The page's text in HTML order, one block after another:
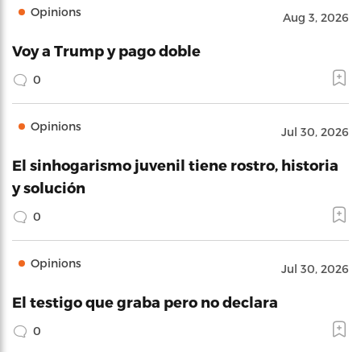
Opinions Aug 3, 2026
Voy a Trump y pago doble
0
Opinions Jul 30, 2026
El sinhogarismo juvenil tiene rostro, historia
y solución
0
Opinions Jul 30, 2026
El testigo que graba pero no declara
0